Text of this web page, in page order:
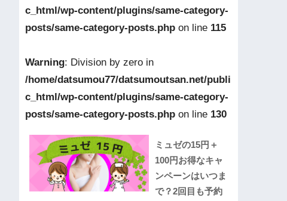
c_html/wp-content/plugins/same-category-
posts/same-category-posts.php on line 115
Warning: Division by zero in
/home/datsumou77/datsumoutsan.net/publi
c_html/wp-content/plugins/same-category-
posts/same-category-posts.php on line 130
ミュゼの15円＋
100円お得なキャ
ンペーンはいつま
で？2回目も予約